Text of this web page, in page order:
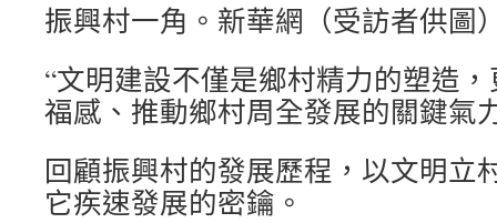
振興村一角。新華網（受訪者供圖
“文明建設不僅是鄉村精力的塑造
福感、推動鄉村周全發展的關鍵氣
回顧振興村的發展歷程，以文明立
它疾速發展的密鑰。